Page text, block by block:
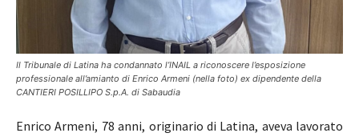
Il Tribunale di Latina ha condannato l’INAIL a riconoscere l’esposizione
professionale all’amianto di Enrico Armeni (nella foto) ex dipendente della
CANTIERI POSILLIPO S.p.A. di Sabaudia
Enrico Armeni, 78 anni, originario di Latina, aveva lavorato